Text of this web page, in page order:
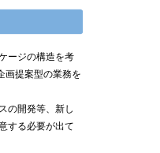
ージの構造を考
画提案型の業務を
の開発等、新し
する必要が出て